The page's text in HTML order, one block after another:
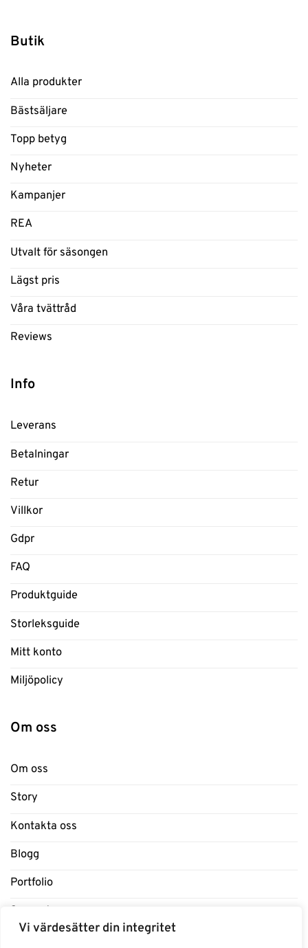
Vi värdesätter din integritet
Butik
Alla produkter
Bästsäljare
Topp betyg
Nyheter
Kampanjer
REA
Utvalt för säsongen
Lägst pris
Våra tvättråd
Reviews
Info
Leverans
Betalningar
Retur
Villkor
Gdpr
FAQ
Produktguide
Storleksguide
Mitt konto
Miljöpolicy
Om oss
Om oss
Story
Kontakta oss
Blogg
Portfolio
Support